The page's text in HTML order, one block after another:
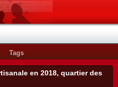
Tags
en 2018, quartier des